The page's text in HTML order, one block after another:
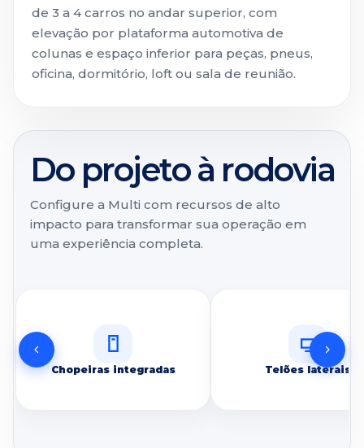
de 3 a 4 carros no andar superior, com
elevação por plataforma automotiva de
colunas e espaço inferior para peças, pneus,
oficina, dormitório, loft ou sala de reunião.
Do projeto à rodovia
Configure a Multi com recursos de alto
impacto para transformar sua operação em
uma experiência completa.
Chopeiras integradas Telões laterais